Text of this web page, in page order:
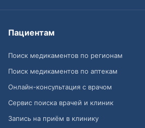
Пациентам
Поиск медикаментов по регионам
Поиск медикаментов по аптекам
Онлайн-консультация с врачом
Сервис поиска врачей и клиник
Запись на приём в клинику